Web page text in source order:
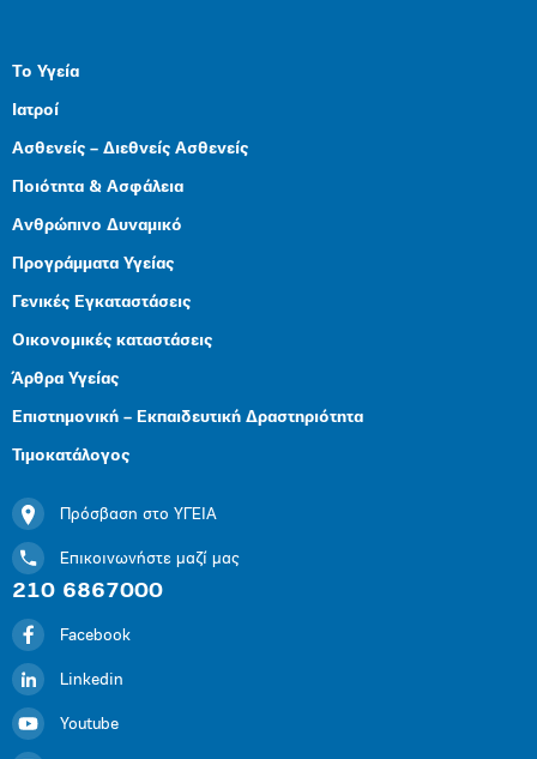
Το Υγεία
Ιατροί
Ασθενείς – Διεθνείς Ασθενείς
Ποιότητα & Ασφάλεια
Ανθρώπινο Δυναμικό
Προγράμματα Υγείας
Γενικές Εγκαταστάσεις
Οικονομικές καταστάσεις
Άρθρα Υγείας
Επιστημονική – Εκπαιδευτική Δραστηριότητα
Τιμοκατάλογος
Πρόσβαση στο ΥΓΕΙΑ
Επικοινωνήστε μαζί μας
210 6867000
Facebook
Linkedin
Youtube